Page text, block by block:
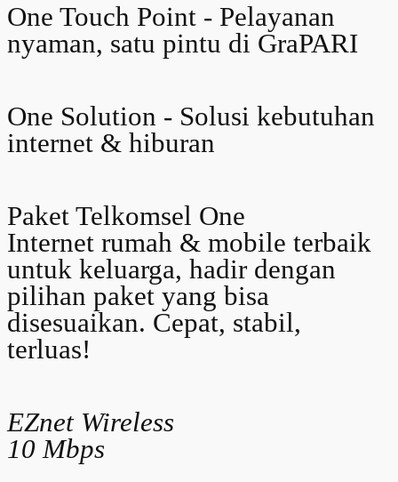
One Touch Point - Pelayanan
nyaman, satu pintu di GraPARI
One Solution - Solusi kebutuhan
internet & hiburan
Paket Telkomsel One
Internet rumah & mobile terbaik
untuk keluarga, hadir dengan
pilihan paket yang bisa
disesuaikan. Cepat, stabil,
terluas!
EZnet Wireless
10 Mbps